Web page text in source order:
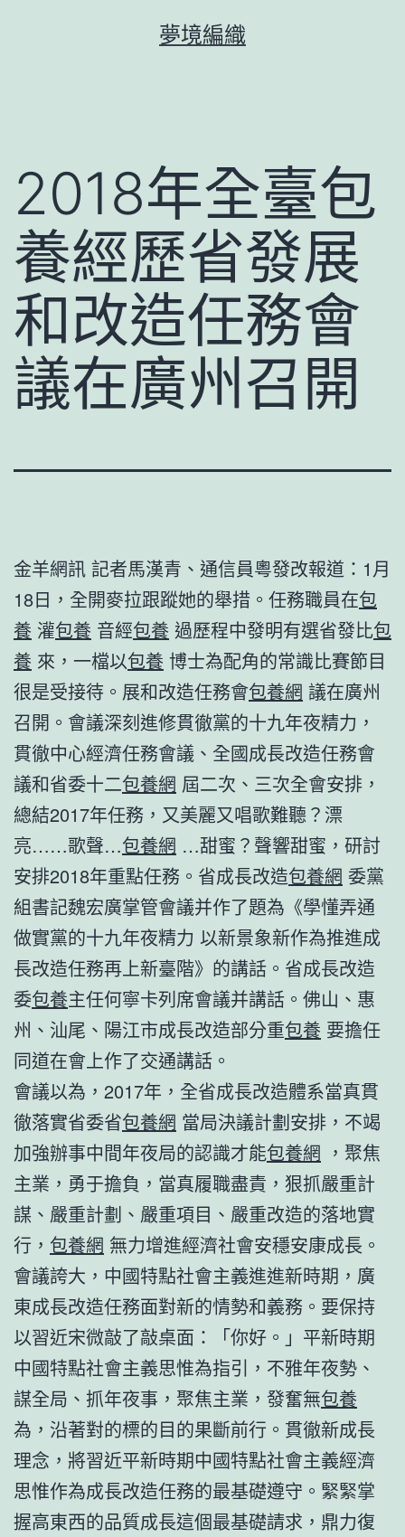
夢境編織
2018年全臺包
養經歷省發展
和改造任務會
議在廣州召開
金羊網訊 記者馬漢青、通信員粵發改報道：1月
18日，全開麥拉跟蹤她的舉措。任務職員在包
養 灌包養 音經包養 過歷程中發明有選省發比包
養 來，一檔以包養 博士為配角的常識比賽節目
很是受接待。展和改造任務會包養網 議在廣州
召開。會議深刻進修貫徹黨的十九年夜精力，
貫徹中心經濟任務會議、全國成長改造任務會
議和省委十二包養網 屆二次、三次全會安排，
總結2017年任務，又美麗又唱歌難聽？漂
亮……歌聲…包養網 …甜蜜？聲響甜蜜，研討
安排2018年重點任務。省成長改造包養網 委黨
組書記魏宏廣掌管會議并作了題為《學懂弄通
做實黨的十九年夜精力 以新景象新作為推進成
長改造任務再上新臺階》的講話。省成長改造
委包養主任何寧卡列席會議并講話。佛山、惠
州、汕尾、陽江市成長改造部分重包養 要擔任
同道在會上作了交通講話。
會議以為，2017年，全省成長改造體系當真貫
徹落實省委省包養網 當局決議計劃安排，不竭
加強辦事中間年夜局的認識才能包養網 ，聚焦
主業，勇于擔負，當真履職盡責，狠抓嚴重計
謀、嚴重計劃、嚴重項目、嚴重改造的落地實
行， 包養網 無力增進經濟社會安穩安康成長。
會議誇大，中國特點社會主義進進新時期，廣
東成長改造任務面對新的情勢和義務。要保持
以習近宋微敲了敲桌面：「你好。」平新時期
中國特點社會主義思惟為指引，不雅年夜勢、
謀全局、抓年夜事，聚焦主業，發奮無包養
為，沿著對的標的目的果斷前行。貫徹新成長
理念，將習近平新時期中國特點社會主義經濟
思惟作為成長改造任務的最基礎遵守。緊緊掌
握高東西的品質成長這個最基礎請求，鼎力復